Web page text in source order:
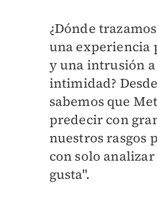
¿Dónde
una experiencia
y una intrusión
intimidad?
sabemos que
predecir con
nuestros rasgos
con solo
gusta".